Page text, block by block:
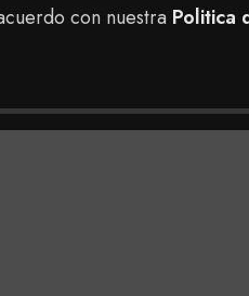
con nuestra Politica
tienda, puedes realizar
físicas en Bogotá para